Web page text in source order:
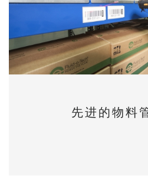
先进的物料